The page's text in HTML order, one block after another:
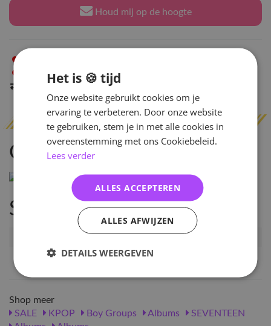
Houd mij op de hoogte
Niet op voorraad
in Amsterdam
binnen 2 werkdagen
Omschrijving
Specificaties
97783
EAN nummer
8804775255366
Shop meer
SALE
KPOP Boy Groups Albums
SEVENTEEN
Het is 🍪 tijd
Onze website gebruikt cookies om je
ervaring te verbeteren. Door onze website
te gebruiken, stem je in met alle cookies in
overeenstemming met ons Cookiebeleid.
Lees verder
ALLES ACCEPTEREN
ALLES AFWIJZEN
DETAILS WEERGEVEN